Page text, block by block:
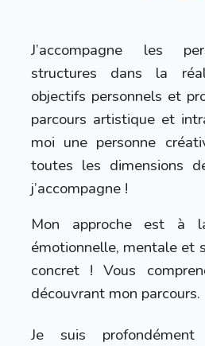
J’accompagne les
structures dans la
objectifs personnels et
parcours artistique et
moi une personne
toutes les dimensions
j’accompagne !
Mon approche est à
émotionnelle, mentale et
concret ! Vous
découvrant mon parcours.
Je suis profondément